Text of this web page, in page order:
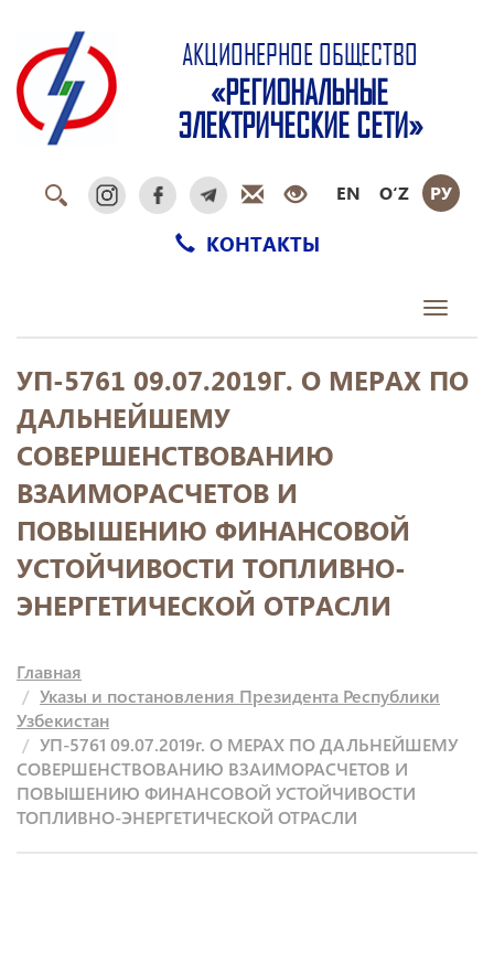
АКЦИОНЕРНОЕ ОБЩЕСТВО
«РЕГИОНАЛЬНЫЕ
ЭЛЕКТРИЧЕСКИЕ СЕТИ»
EN O‘Z РУ
КОНТАКТЫ
Toggle
УП-5761 09.07.2019Г. О МЕРАХ ПО
ДАЛЬНЕЙШЕМУ
СОВЕРШЕНСТВОВАНИЮ
ВЗАИМОРАСЧЕТОВ И
ПОВЫШЕНИЮ ФИНАНСОВОЙ
УСТОЙЧИВОСТИ ТОПЛИВНО-
ЭНЕРГЕТИЧЕСКОЙ ОТРАСЛИ
Главная
Указы и постановления Президента Республики
Узбекистан
УП-5761 09.07.2019г. О МЕРАХ ПО ДАЛЬНЕЙШЕМУ
СОВЕРШЕНСТВОВАНИЮ ВЗАИМОРАСЧЕТОВ И
ПОВЫШЕНИЮ ФИНАНСОВОЙ УСТОЙЧИВОСТИ
ТОПЛИВНО-ЭНЕРГЕТИЧЕСКОЙ ОТРАСЛИ